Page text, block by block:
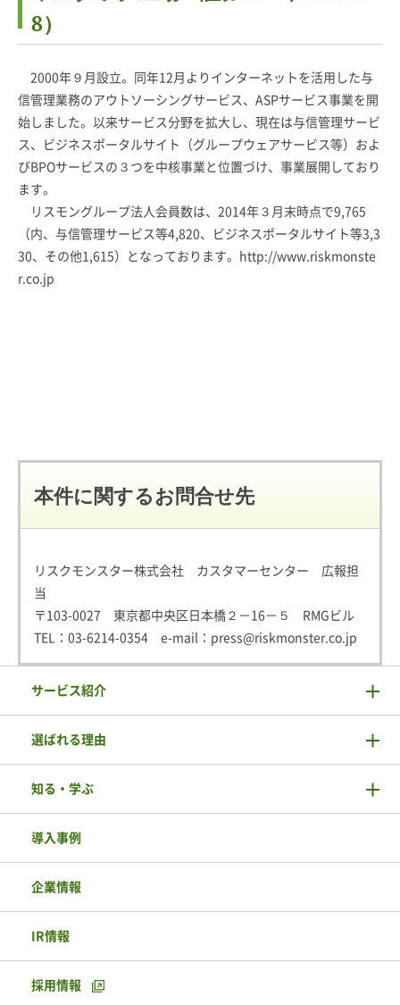
8）
2000年９月設立。同年12月よりインターネットを活用した与
信管理業務のアウトソーシングサービス、ASPサービス事業を開
始しました。以来サービス分野を拡大し、現在は与信管理サービ
ス、ビジネスポータルサイト（グループウェアサービス等）およ
びBPOサービスの３つを中核事業と位置づけ、事業展開しており
ます。
リスモングループ法人会員数は、2014年３月末時点で9,765
（内、与信管理サービス等4,820、ビジネスポータルサイト等3,3
30、その他1,615）となっております。
http://www.riskmonste
r.co.jp
本件に関するお問合せ先
リスクモンスター株式会社 カスタマーセンター 広報担
当
〒103-0027 東京都中央区日本橋２－16－５ RMGビル
TEL： 03-6214-0354 e-mail： press@riskmonster.co.jp
サービス紹介
選ばれる理由
知る・学ぶ
導入事例
企業情報
IR情報
採用情報